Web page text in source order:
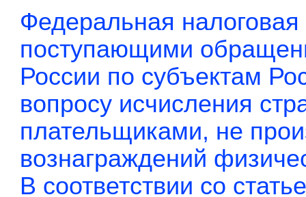
Федеральная
поступающими
России по субъектам
вопросу исчисления
плательщиками, не
вознаграждений
В соответствии со